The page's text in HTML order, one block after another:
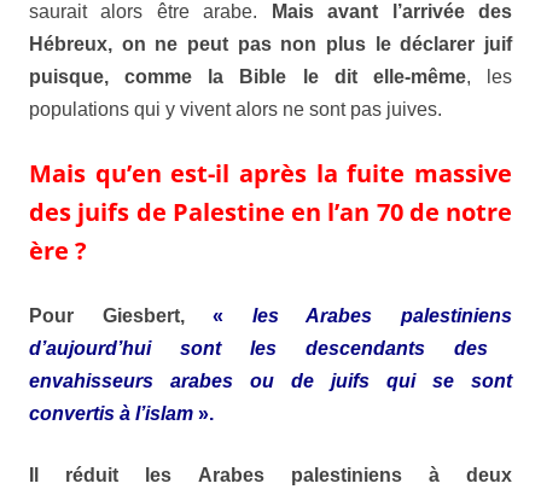
saurait alors être arabe.
Mais avant l’arrivée des
Hébreux, on ne peut pas non plus le déclarer juif
puisque, comme la
Bible le dit elle-même, les
populations qui y vivent alors ne sont pas juives.
Mais qu’en est-il après la fuite massive
des juifs de Palestine en l’an 70 de notre
ère ?
Pour Giesbert,« lesArabes palestiniens
d’aujourd’hui sont les descendants des
envahisseurs arabes ou de juifs qui se sont
convertis à l’islam ».
Il réduit les Arabes palestiniensà deux